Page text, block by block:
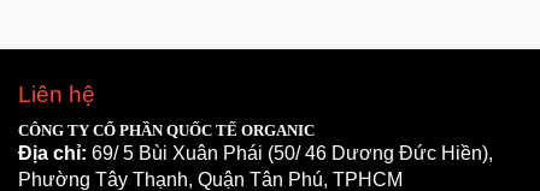
Liên hệ
CÔNG TY CỔ PHẦN QUỐC TẾ ORGANIC
Địa chỉ: 69/ 5 Bùi Xuân Phái (50/ 46 Dương Đức Hiền),
Phường Tây Thạnh, Quận Tân Phú, TPHCM